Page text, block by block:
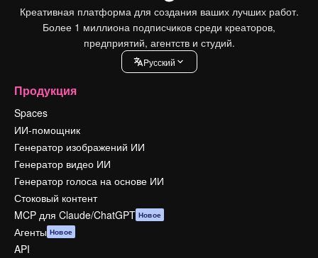
Креативная платформа для создания ваших лучших работ.
Более 1 миллиона подписчиков среди креаторов,
предприятий, агентств и студий.
Pусский
Продукция
Spaces
ИИ-помощник
Генератор изображений ИИ
Генератор видео ИИ
Генератор голоса на основе ИИ
Стоковый контент
MCP для Claude/ChatGPT Новое
Агенты Новое
API